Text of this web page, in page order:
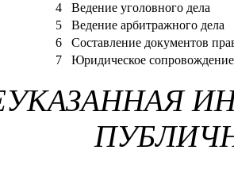
4
Ведение уголовного дела
5
Ведение арбитражного дела
6
Составление документов
7
Юридическое